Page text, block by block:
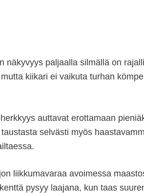
näkyvyys paljaalla silmällä on
kiikari ei vaikuta turhan
auttavat erottamaan
selvästi myös
liikkumavaraa avoimessa
pysyy laajana, kun taas